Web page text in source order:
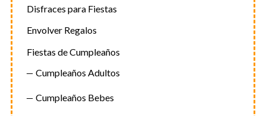
Disfraces para Fiestas
Envolver Regalos
Fiestas de Cumpleaños
Cumpleaños Adultos
Cumpleaños Bebes